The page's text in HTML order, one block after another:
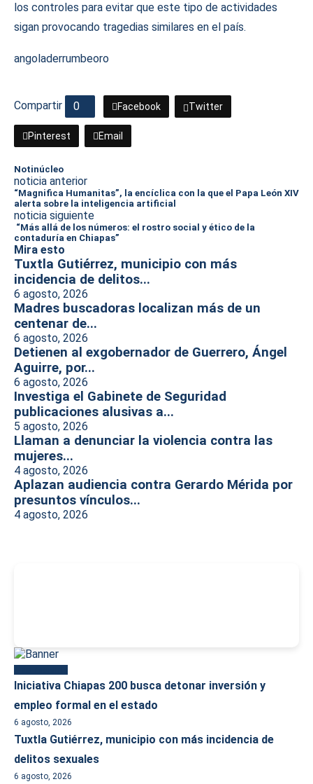
los controles para evitar que este tipo de actividades
sigan provocando tragedias similares en el país.
angoladerrumbeoro
Compartir 0 Facebook Twitter
Pinterest Email
Notinúcleo
noticia anterior
“Magnifica Humanitas”, la encíclica con la que el Papa León XIV
alerta sobre la inteligencia artificial
noticia siguiente
“Más allá de los números: el rostro social y ético de la
contaduría en Chiapas”
Mira esto
Tuxtla Gutiérrez, municipio con más
incidencia de delitos...
6 agosto, 2026
Madres buscadoras localizan más de un
centenar de...
6 agosto, 2026
Detienen al exgobernador de Guerrero, Ángel
Aguirre, por...
6 agosto, 2026
Investiga el Gabinete de Seguridad
publicaciones alusivas a...
5 agosto, 2026
Llaman a denunciar la violencia contra las
mujeres...
4 agosto, 2026
Aplazan audiencia contra Gerardo Mérida por
presuntos vínculos...
4 agosto, 2026
Iniciativa Chiapas 200 busca detonar inversión y
empleo formal en el estado
6 agosto, 2026
Tuxtla Gutiérrez, municipio con más incidencia de
delitos sexuales
6 agosto, 2026